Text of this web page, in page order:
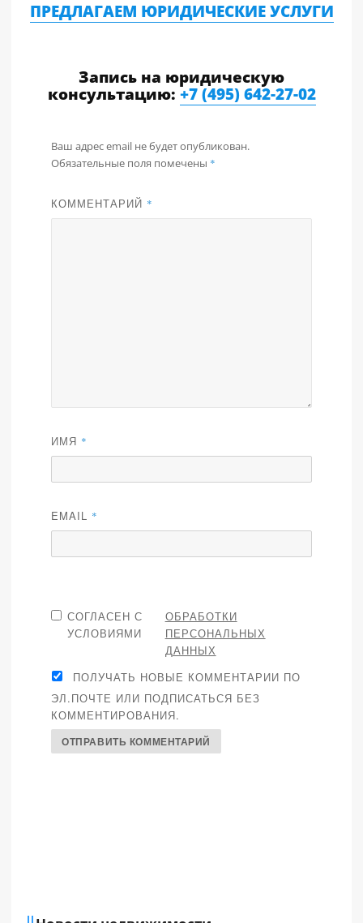
ПРЕДЛАГАЕМ ЮРИДИЧЕСКИЕ УСЛУГИ
Запись на юридическую
консультацию: +7 (495) 642-27-02
Ваш адрес email не будет опубликован.
Обязательные поля помечены *
КОММЕНТАРИЙ *
ИМЯ *
EMAIL *
СОГЛАСЕН С
УСЛОВИЯМИ
ОБРАБОТКИ
ПЕРСОНАЛЬНЫХ
ДАННЫХ
ПОЛУЧАТЬ НОВЫЕ КОММЕНТАРИИ ПО
ЭЛ.ПОЧТЕ ИЛИ ПОДПИСАТЬСЯ БЕЗ
КОММЕНТИРОВАНИЯ.